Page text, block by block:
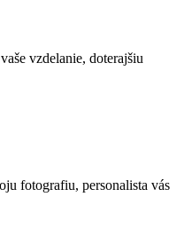
vzdelanie, doterajšiu
fotografiu, personalista vás